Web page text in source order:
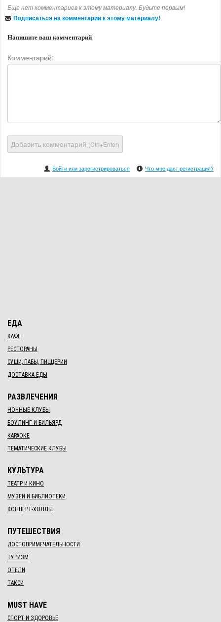
Еще нет комментариев к этому материалу. Будьте первым!
Подписаться на комментарии к этому материалу!
Напишите ваш комментарий
Комментарий:
Добавить комментарий (Ctrl+Enter)
Войти или зарегистрироваться Что мне даст регистрация?
ЕДА
КАФЕ
РЕСТОРАНЫ
СУШИ, ПАБЫ, ПИЦЦЕРИИ
ДОСТАВКА ЕДЫ
РАЗВЛЕЧЕНИЯ
НОЧНЫЕ КЛУБЫ
БОУЛИНГ И БИЛЬЯРД
КАРАОКЕ
ТЕМАТИЧЕСКИЕ КЛУБЫ
КУЛЬТУРА
ТЕАТР И КИНО
МУЗЕИ И БИБЛИОТЕКИ
КОНЦЕРТ-ХОЛЛЫ
ПУТЕШЕСТВИЯ
ДОСТОПРИМЕЧАТЕЛЬНОСТИ
ТУРИЗМ
ОТЕЛИ
ТАКСИ
MUST HAVE
СПОРТ И ЗДОРОВЬЕ